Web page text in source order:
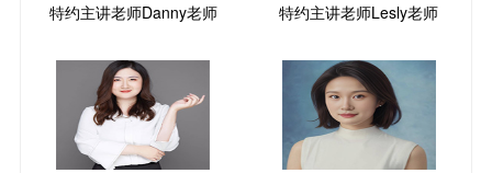
特约主讲老师Danny老师 特约主讲老师Lesly老师